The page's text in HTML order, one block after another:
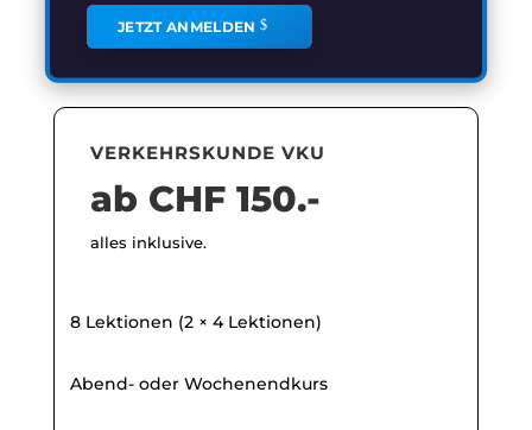
JETZT ANMELDEN
VERKEHRSKUNDE VKU
ab CHF 150.-
alles inklusive.
8 Lektionen (2 × 4 Lektionen)
Abend- oder Wochenendkurs